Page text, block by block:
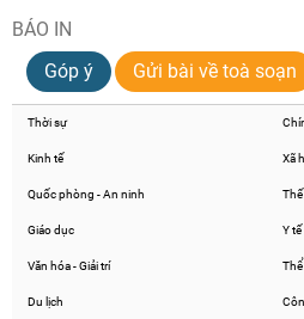
BÁO IN
Góp ý
Gửi bài về toà soạn
Thời sự
Kinh tế Xã
Quốc phòng - An ninh
Giáo dục Y tế
Văn hóa - Giải trí
Du lịch